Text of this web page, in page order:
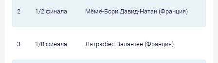
2 1/2 финала Мёмё-Бори Давид-Натан (Франция)
3 1/8 финала Лятрюбес Валантен (Франция)